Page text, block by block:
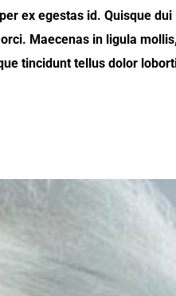
ex egestas id. Quisque
Maecenas in ligula
tincidunt tellus dolor